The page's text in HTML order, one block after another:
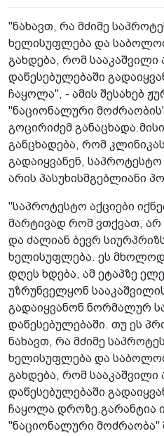
"ნახავთ, რა მძიმე
ხელისუფლება და
გახდება, რომ
დაწესებულებაში
ჩაყოლა", - ამის შესახებ
"ნაციონალური
გოცირიძემ
განცხადება, რომ
გადაიყვანენ, საპროტესტო
არის პასუხისმგებლიანი
"საპროტესტო აქციები
მარტივად რომ ვთქვათ, არ
და ძალიან ბევრ
ხელისუფლება. ეს მხოლოდ
დღეს ხდება, ამ ეტაპზე
უზრუნველყონ
გადაიყვანონ ნორმალურ
დაწესებულებაში. თუ ეს
ნახავთ, რა მძიმე
ხელისუფლება და
გახდება, რომ
დაწესებულებაში
ჩაყოლა დროზე.გარანტია
"ნაციონალური მოძრაობა"